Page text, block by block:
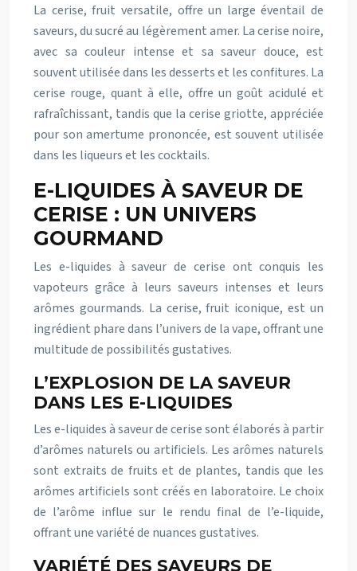
La cerise, fruit versatile, offre un large éventail de
saveurs, du sucré au légèrement amer. La cerise noire,
avec sa couleur intense et sa saveur douce, est
souvent utilisée dans les desserts et les confitures. La
cerise rouge, quant à elle, offre un goût acidulé et
rafraîchissant, tandis que la cerise griotte, appréciée
pour son amertume prononcée, est souvent utilisée
dans les liqueurs et les cocktails.
E-LIQUIDES À SAVEUR DE
CERISE : UN UNIVERS
GOURMAND
Les e-liquides à saveur de cerise ont conquis les
vapoteurs grâce à leurs saveurs intenses et leurs
arômes gourmands. La cerise, fruit iconique, est un
ingrédient phare dans l’univers de la vape, offrant une
multitude de possibilités gustatives.
L’EXPLOSION DE LA SAVEUR
DANS LES E-LIQUIDES
Les e-liquides à saveur de cerise sont élaborés à partir
d’arômes naturels ou artificiels. Les arômes naturels
sont extraits de fruits et de plantes, tandis que les
arômes artificiels sont créés en laboratoire. Le choix
de l’arôme influe sur le rendu final de l’e-liquide,
offrant une variété de nuances gustatives.
VARIÉTÉ DES SAVEURS DE